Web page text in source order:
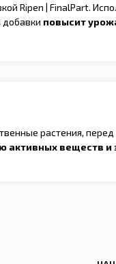
Ripen | FinalPart.
добавки повысит
растения,
активных веществ